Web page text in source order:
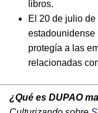
libros.
El 20 de julio
estadounidense
protegía a las
relacionadas
¿Qué es DUPAO